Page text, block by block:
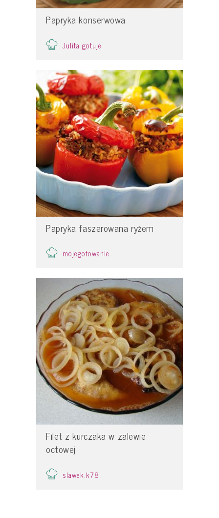
Papryka konserwowa
Julita gotuje
Papryka faszerowana ryżem
mojegotowanie
Filet z kurczaka w zalewie
octowej
slawek.k78